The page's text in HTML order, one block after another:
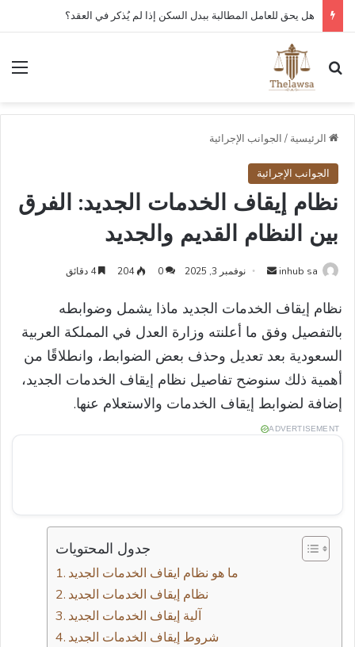
كم مدة قبول أو رفض عقد العمل الإلكتروني في قوى؟
بحث عن
الرئيسية / الجوانب الإجرائية
الجوانب الإجرائية
نظام إيقاف الخدمات الجديد: الفرق
بين النظام القديم والجديد
inhub sa
أرسل
إلكترونيا
نوفمبر 3, 2025 0
204 4 دقائق
نظام إيقاف الخدمات الجديد ماذا يشمل وضوابطه
بالتفصيل وفق ما أعلنته وزارة العدل في المملكة العربية
السعودية بعد تعديل وحذف بعض الضوابط، وانطلاقًا من
أهمية ذلك سنوضح تفاصيل نظام إيقاف الخدمات الجديد،
إضافة لضوابط إيقاف الخدمات والاستعلام عنها.
ADVERTISEMENT
جدول المحتويات
ما هو نظام ايقاف الخدمات الجديد
نظام إيقاف الخدمات الجديد
آلية إيقاف الخدمات الجديد
شروط إيقاف الخدمات الجديد